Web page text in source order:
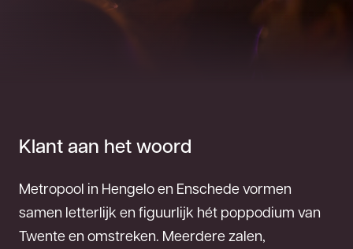
Klant aan het woord
Metropool in Hengelo en Enschede vormen
samen letterlijk en figuurlijk hét poppodium van
Twente en omstreken. Meerdere zalen,